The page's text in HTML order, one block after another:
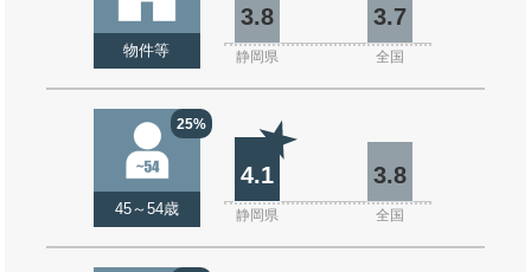
物件等
3.8 3.7
静岡県 全国
25%
45～54歳
4.1 3.8
静岡県 全国